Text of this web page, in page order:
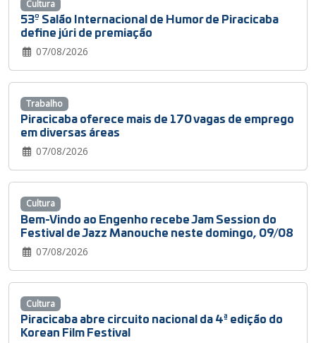
53º Salão Internacional de Humor de Piracicaba
define júri de premiação
07/08/2026
Cultura
Piracicaba oferece mais de 170 vagas de emprego
em diversas áreas
07/08/2026
Trabalho
Bem-Vindo ao Engenho recebe Jam Session do
Festival de Jazz Manouche neste domingo, 09/08
07/08/2026
Cultura
Piracicaba abre circuito nacional da 4ª edição do
Korean Film Festival
Cultura